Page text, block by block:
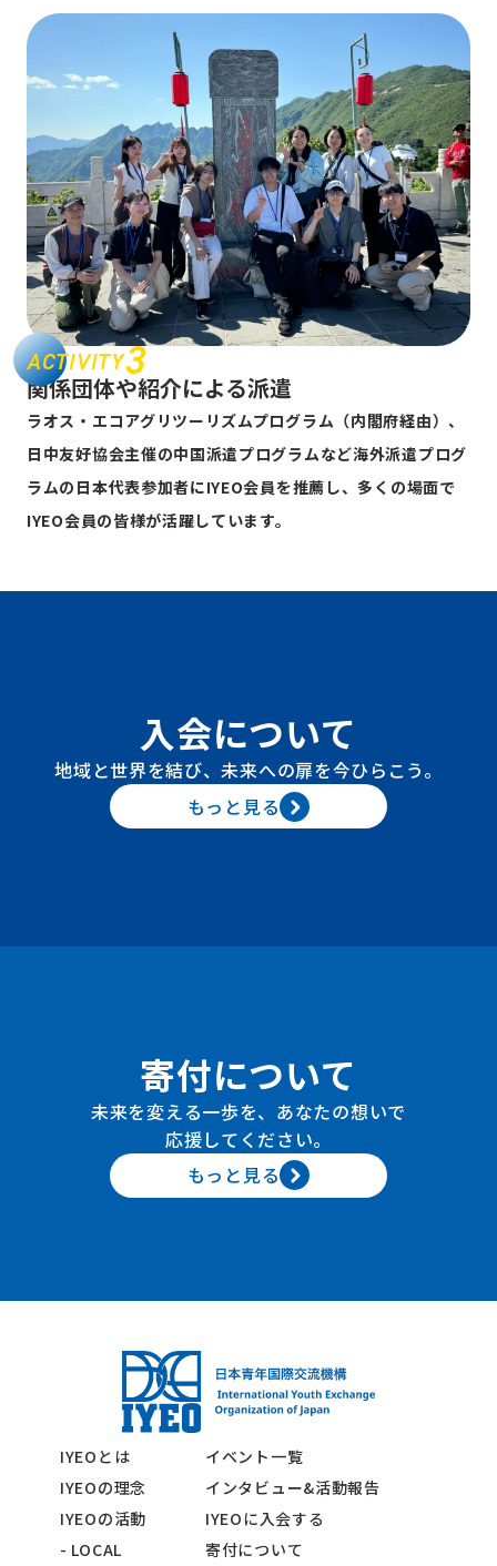
ACTIVITY3
関係団体や紹介による派遣
ラオス・エコアグリツーリズムプログラム（内閣府経由）、
日中友好協会主催の中国派遣プログラムなど海外派遣プログ
ラムの日本代表参加者にIYEO会員を推薦し、多くの場面で
IYEO会員の皆様が活躍しています。
入会について
地域と世界を結び、未来への扉を今ひらこう。
もっと見る
寄付について
未来を変える一歩を、あなたの想いで
応援してください。
もっと見る
IYEOとは
イベント一覧
IYEOの理念
インタビュー&活動報告
IYEOの活動
IYEOに入会する
- LOCAL
寄付について